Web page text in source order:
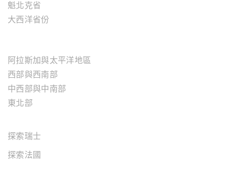
魁北克省
大西洋省份
阿拉斯加與太平洋地區
西部與西南部
中西部與中南部
東北部
探索瑞士
探索法國